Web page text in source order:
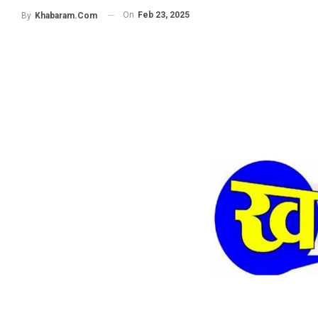
By Khabaram.Com On Feb 23, 2025